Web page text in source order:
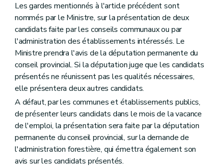
Art. 124
Art. 125
Art. 126
Art. 127
Art. 128
Art. 129
Art. 130
Art. 131
Art. 132
Art. 133
Art. 134
Art. 135
Art. 136
Art. 137
Art. 138
Art. 139
Art. 140
Les gardes mentionnés à l'article précédent sont
nommés par le Ministre, sur la présentation de deux
candidats faite par les conseils communaux ou par
l'administration des établissements intéressés. Le
Ministre prendra l'avis de la députation permanente du
conseil provincial. Si la députation juge que les candidats
présentés ne réunissent pas les qualités nécessaires,
elle présentera deux autres candidats.
A défaut, par les communes et établissements publics,
de présenter leurs candidats dans le mois de la vacance
de l'emploi, la présentation sera faite par la députation
permanente du conseil provincial, sur la demande de
l'administration forestière, qui émettra également son
avis sur les candidats présentés.